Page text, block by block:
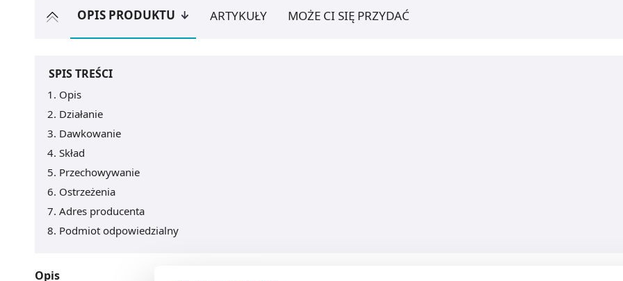
OPIS PRODUKTU ARTYKUŁY MOŻE CI SIĘ PRZYDAĆ
SPIS TREŚCI
Opis
Działanie
Dawkowanie
Skład
Przechowywanie
Ostrzeżenia
Adres producenta
Podmiot odpowiedzialny
Opis